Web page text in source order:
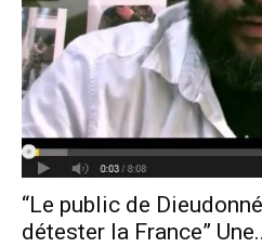
“Le public de
détester la France”